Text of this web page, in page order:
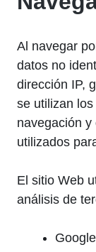
Al navegar
datos no
dirección IP,
se utilizan
navegación
utilizados
El sitio Web
análisis de